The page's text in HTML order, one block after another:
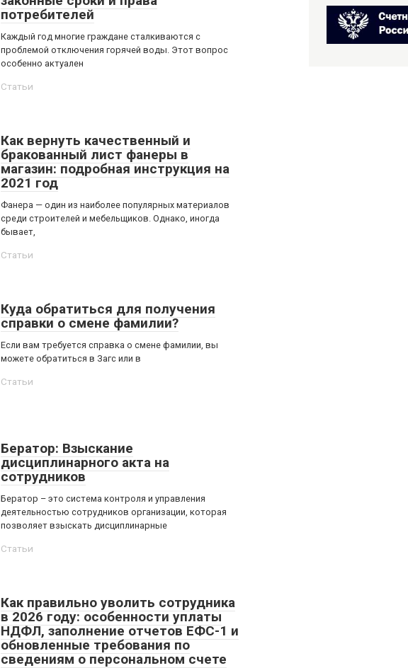
потребителей
Каждый год многие граждане сталкиваются с
проблемой отключения горячей воды. Этот вопрос
особенно актуален
Статьи
Как вернуть качественный и
бракованный лист фанеры в
магазин: подробная инструкция на
2021 год
Фанера — один из наиболее популярных материалов
среди строителей и мебельщиков. Однако, иногда
бывает,
Статьи
Куда обратиться для получения
справки о смене фамилии?
Если вам требуется справка о смене фамилии, вы
можете обратиться в Загс или в
Статьи
Бератор: Взыскание
дисциплинарного акта на
сотрудников
Бератор – это система контроля и управления
деятельностью сотрудников организации, которая
позволяет взыскать дисциплинарные
Статьи
Как правильно уволить сотрудника
в 2026 году: особенности уплаты
НДФЛ, заполнение отчетов ЕФС-1 и
обновленные требования по
сведениям о персональном счете